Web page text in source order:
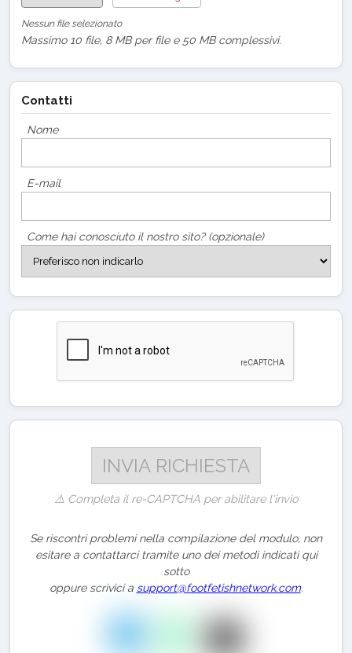
Nessun file selezionato
Massimo 10 file, 8 MB per file e 50 MB complessivi.
Contatti
Nome
E-mail
Come hai conosciuto il nostro sito? (opzionale)
⚠️ Completa il re-CAPTCHA per abilitare l'invio
Se riscontri problemi nella compilazione del modulo, non
esitare a contattarci tramite uno dei metodi indicati qui
sotto
oppure scrivici a support@footfetishnetwork.com.